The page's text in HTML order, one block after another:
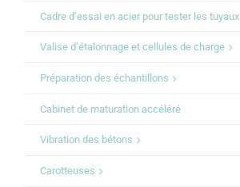
Cadre d’essai en acier pour tester les tuyaux
Valise d’étalonnage et cellules de charge
Préparation des échantillons
Cabinet de maturation accéléré
Vibration des bétons
Carotteuses